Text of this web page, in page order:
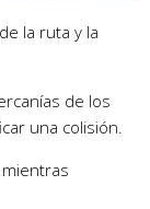
la ruta y la
de los
una colisión.